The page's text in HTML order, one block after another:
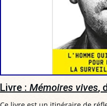
Livre : Mémoires vives,